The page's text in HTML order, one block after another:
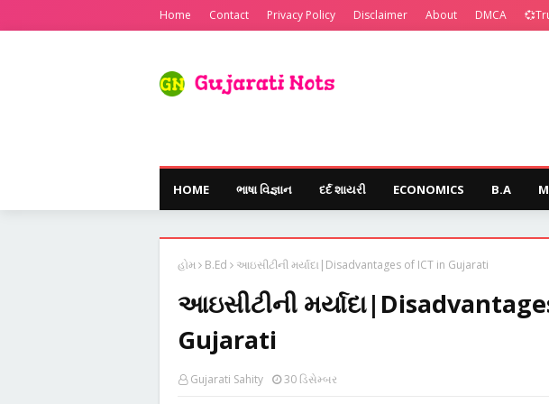
Home Contact Privacy Policy Disclaimer About DMCA
HOME ભાષા વિજ્ઞાન દર્દ શાયરી ECONOMICS B.A
હોમ B.Ed આઇસીટીની મર્યાદા|Disadvantages of ICT in Gujarati
આઇસીટીની
Gujarati
Gujarati Sahity 30 ડિસેમ્બર